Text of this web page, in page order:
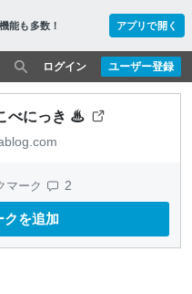
能も多数！ アプリで開く
ユーザー登録
ログイン
べにっき ♨
マーク 2
クを追加